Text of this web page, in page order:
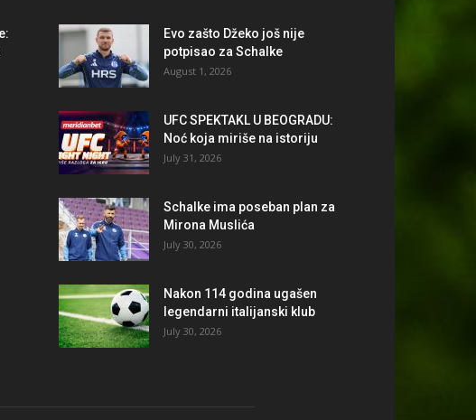
Evo zašto Džeko još nije
potpisao za Schalke
August 1, 2026
UFC SPEKTAKL U BEOGRADU:
Noć koja miriše na istoriju
July 31, 2026
Schalke ima poseban plan za
Mirona Muslića
July 30, 2026
Nakon 114 godina ugašen
legendarni italijanski klub
July 30, 2026